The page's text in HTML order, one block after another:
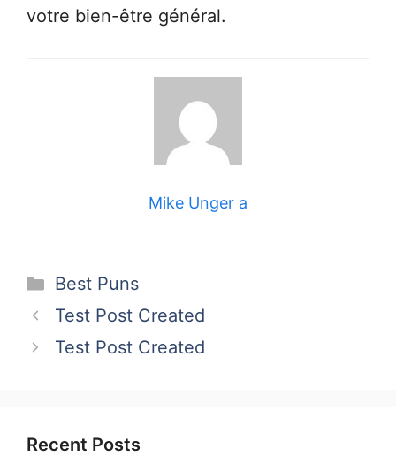
votre bien-être général.
Mike Unger a
Categories
Best Puns
Test Post Created
Test Post Created
Recent Posts